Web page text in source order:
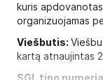
kuris
organizuojamas
Viešbutis:
kartą atnaujintas